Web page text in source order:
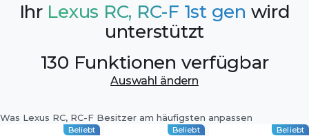
Ihr Lexus RC, RC-F 1st gen wird
unterstützt
130 Funktionen verfügbar
Auswahl ändern
Was Lexus RC, RC-F Besitzer am häufigsten anpassen
Beliebt
Beliebt
Beliebt